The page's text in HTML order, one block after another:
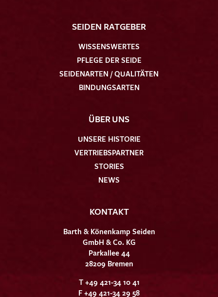
SEIDEN RATGEBER
WISSENSWERTES
PFLEGE DER SEIDE
SEIDENARTEN / QUALITÄTEN
BINDUNGSARTEN
ÜBER UNS
UNSERE HISTORIE
VERTRIEBSPARTNER
STORIES
NEWS
KONTAKT
Barth & Könenkamp Seiden
GmbH & Co. KG
Parkallee 44
28209 Bremen
T +49 421-34 10 41
F +49 421-34 29 58